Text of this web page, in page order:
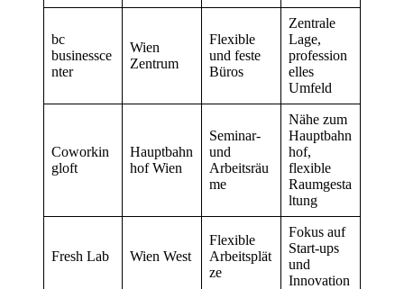
bc
businessce
nter
Wien
Zentrum
Flexible
und feste
Büros
Zentrale
Lage,
profession
elles
Umfeld
Coworkin
gloft
Hauptbahn
hof Wien
Seminar-
und
Arbeitsräu
me
Nähe zum
Hauptbahn
hof,
flexible
Raumgesta
ltung
Fresh Lab Wien West
Flexible
Arbeitsplät
ze
Fokus auf
Start-ups
und
Innovation